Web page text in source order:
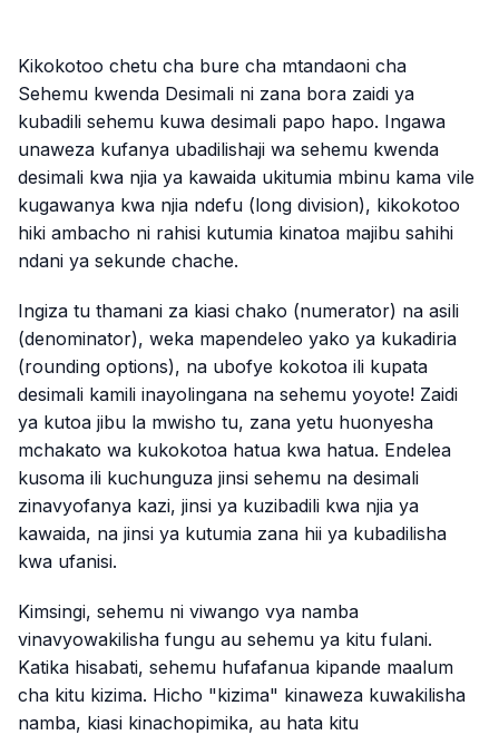
Kikokotoo chetu cha bure cha mtandaoni cha
Sehemu kwenda Desimali ni zana bora zaidi ya
kubadili sehemu kuwa desimali papo hapo. Ingawa
unaweza kufanya ubadilishaji wa sehemu kwenda
desimali kwa njia ya kawaida ukitumia mbinu kama vile
kugawanya kwa njia ndefu (long division), kikokotoo
hiki ambacho ni rahisi kutumia kinatoa majibu sahihi
ndani ya sekunde chache.
Ingiza tu thamani za kiasi chako (numerator) na asili
(denominator), weka mapendeleo yako ya kukadiria
(rounding options), na ubofye kokotoa ili kupata
desimali kamili inayolingana na sehemu yoyote! Zaidi
ya kutoa jibu la mwisho tu, zana yetu huonyesha
mchakato wa kukokotoa hatua kwa hatua. Endelea
kusoma ili kuchunguza jinsi sehemu na desimali
zinavyofanya kazi, jinsi ya kuzibadili kwa njia ya
kawaida, na jinsi ya kutumia zana hii ya kubadilisha
kwa ufanisi.
Kimsingi, sehemu ni viwango vya namba
vinavyowakilisha fungu au sehemu ya kitu fulani.
Katika hisabati, sehemu hufafanua kipande maalum
cha kitu kizima. Hicho "kizima" kinaweza kuwakilisha
namba, kiasi kinachopimika, au hata kitu